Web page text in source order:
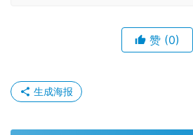
赞 (0)
生成海报